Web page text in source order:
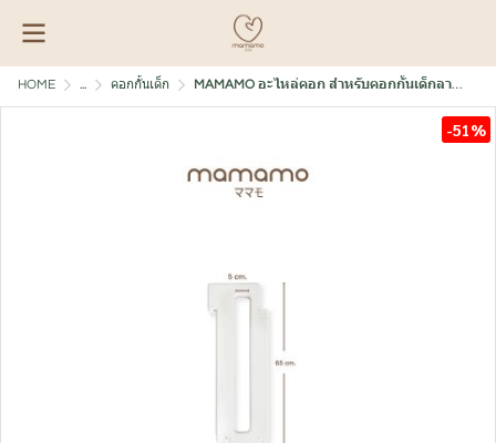
HOME ... คอกกั้นเด็ก MAMAMO อะไหล่คอก สำหรับคอกกั้นเด็กลายพี่หมี
-51%